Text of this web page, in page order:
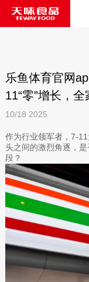
乐鱼体育官网
11“零”增长，全
10/18 2025
作为行业领军者，7-
头之间的激烈角逐，
段？